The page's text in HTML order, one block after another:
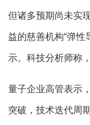
但诸多预期尚未实
益的慈善机构“弹性
示。科技分析师称
量子企业高管表示
突破，技术迭代周